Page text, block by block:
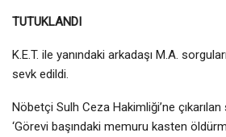
TUTUKLANDI
K.E.T. ile yanındaki arkadaşı M.A.
sevk edildi.
Nöbetçi Sulh Ceza Hakimliği’ne çıkarılan
‘Görevi başındaki memuru kasten